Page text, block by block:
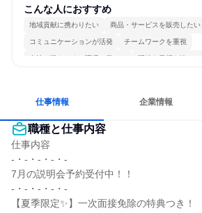
こんな人におすすめ
地域貢献に携わりたい 商品・サービスを販売したい
コミュニケーションが活発 チームワークを重視
女性が働きやすい環境で働ける 明確な目標を追いか
仕事情報 企業情報
職種と仕事内容
仕事内容
-・-・-・-・-
7月の説明会予約受付中！！
-・-・-・-・-
【夏季限定✨】一次面接免除の特典つき！